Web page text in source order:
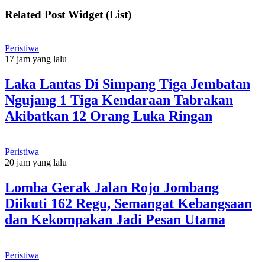
Related Post Widget (List)
Peristiwa
17 jam yang lalu
Laka Lantas Di Simpang Tiga Jembatan
Ngujang 1 Tiga Kendaraan Tabrakan
Akibatkan 12 Orang Luka Ringan
Peristiwa
20 jam yang lalu
Lomba Gerak Jalan Rojo Jombang
Diikuti 162 Regu, Semangat Kebangsaan
dan Kekompakan Jadi Pesan Utama
Peristiwa